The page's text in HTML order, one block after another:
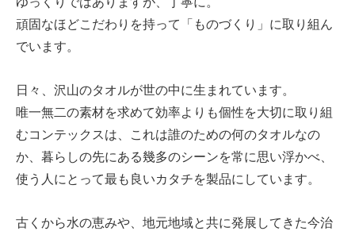
頑固なほどこだわりを持って「ものづくり」に取り組ん
でいます。
日々、沢山のタオルが世の中に生まれています。
唯一無二の素材を求めて効率よりも個性を大切に取り組
むコンテックスは、これは誰のための何のタオルなの
か、暮らしの先にある幾多のシーンを常に思い浮かべ、
使う人にとって最も良いカタチを製品にしています。
古くから水の恵みや、地元地域と共に発展してきた今治